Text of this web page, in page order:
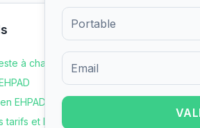
à charge
EHPAD
et le GIR
Formulaire d'inscription pour